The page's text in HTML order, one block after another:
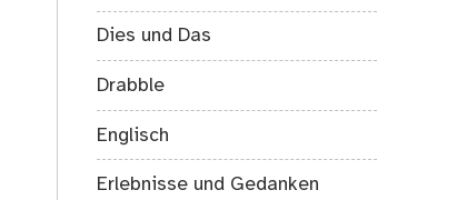
Dies und Das
Drabble
Englisch
Erlebnisse und Gedanken